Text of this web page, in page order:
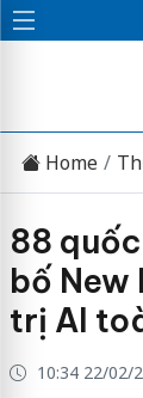
Home
88
bố New
trị AI
10:34 22/02/